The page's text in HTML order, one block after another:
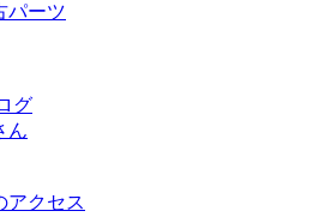
パーツ
グ
ん
アクセス